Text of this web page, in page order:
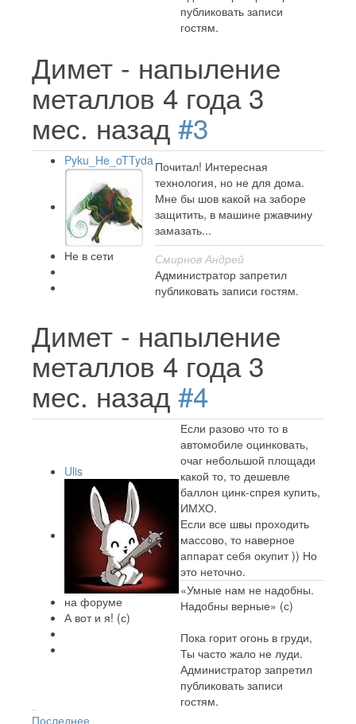
публиковать записи
гостям.
Димет - напыление
металлов 4 года 3
мес. назад #3
Pyku_He_oTTyda
Не в сети
Почитал! Интересная
технология, но не для дома.
Мне бы шов какой на заборе
защитить, в машине ржавчину
замазать...
Смирнов Андрей
Администратор запретил
публиковать записи гостям.
Димет - напыление
металлов 4 года 3
мес. назад #4
Ulis
на форуме
А вот и я! (с)
Если разово что то в
автомобиле оцинковать,
очаг небольшой площади
какой то, то дешевле
баллон цинк-спрея купить,
ИМХО.
Если все швы проходить
массово, то наверное
аппарат себя окупит )) Но
это неточно.
«Умные нам не надобны.
Надобны верные» (с)
Пока горит огонь в груди,
Ты часто жало не луди.
Администратор запретил
публиковать записи
гостям.
Последнее